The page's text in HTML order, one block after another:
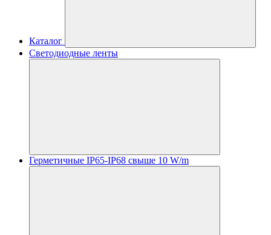
Каталог
Светодиодные ленты
Герметичные IP65-IP68 свыше 10 W/m